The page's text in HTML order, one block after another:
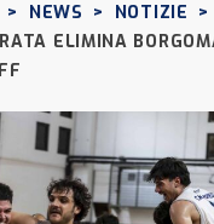
> NEWS > NOTIZIE >
ELIMINA